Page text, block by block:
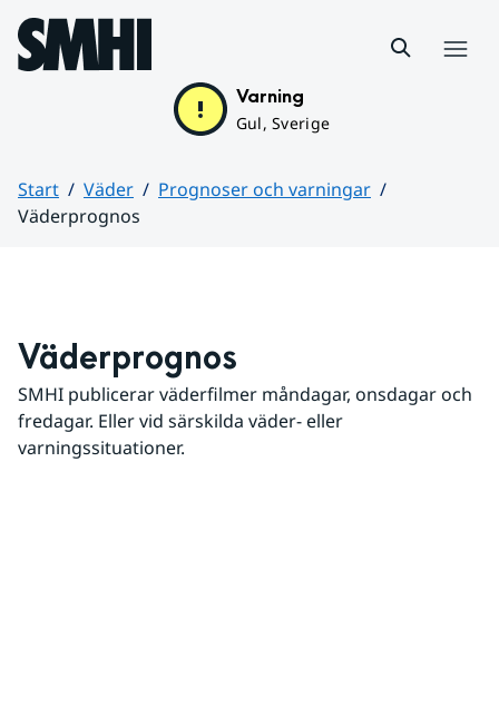
Hoppa till sidans innehåll
Varning
Gul, Sverige
Start Väder
Prognoser och varningar
Väderprognos
Väderprognos
SMHI publicerar väderfilmer måndagar, onsdagar och
fredagar. Eller vid särskilda väder- eller
varningssituationer.